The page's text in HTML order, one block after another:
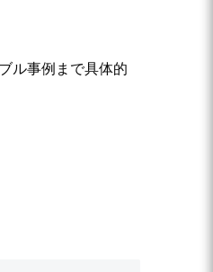
ル事例まで具体的